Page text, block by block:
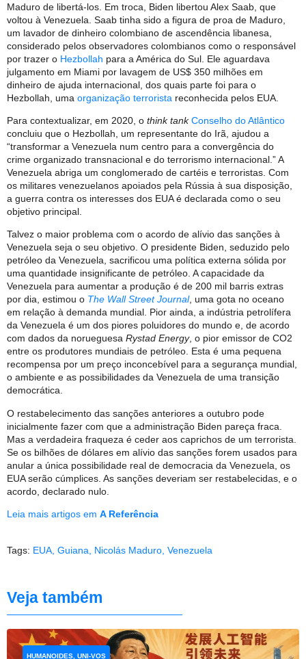
Maduro de libertá-los. Em troca, Biden libertou Alex Saab, que
voltou à Venezuela. Saab tinha sido a figura de proa de Maduro,
um lavador de dinheiro colombiano de ascendência libanesa,
considerado pelos observadores colombianos como o responsável
por trazer o Hezbollah para a América do Sul. Ele aguardava
julgamento em Miami por lavagem de US$ 350 milhões em
dinheiro de ajuda internacional, dos quais parte foi para o
Hezbollah, uma organização terrorista reconhecida pelos EUA.
Para contextualizar, em 2020, o think tank Conselho do Atlântico
concluiu que o Hezbollah, um representante do Irã, ajudou a
“transformar a Venezuela num centro para a convergência do
crime organizado transnacional e do terrorismo internacional.” A
Venezuela abriga um conglomerado de cartéis e terroristas. Com
os militares venezuelanos apoiados pela Rússia à sua disposição,
a guerra contra os interesses dos EUA é declarada como o seu
objetivo principal.
Talvez o maior problema com o acordo de alívio das sanções à
Venezuela seja o seu objetivo. O presidente Biden, seduzido pelo
petróleo da Venezuela, sacrificou uma política externa sólida por
uma quantidade insignificante de petróleo. A capacidade da
Venezuela para aumentar a produção é de 200 mil barris extras
por dia, estimou o The Wall Street Journal, uma gota no oceano
em relação à demanda mundial. Pior ainda, a indústria petrolífera
da Venezuela é um dos piores poluidores do mundo e, de acordo
com dados da norueguesa Rystad Energy, o pior emissor de CO2
entre os produtores mundiais de petróleo. Esta é uma pequena
recompensa por um preço inconcebível para a segurança mundial,
o ambiente e as possibilidades da Venezuela de uma transição
democrática.
O restabelecimento das sanções anteriores a outubro pode
inicialmente fazer com que a administração Biden pareça fraca.
Mas a verdadeira fraqueza é ceder aos caprichos de um terrorista.
Se os bilhões de dólares em alívio das sanções forem usados ​​para
anular a única possibilidade real de democracia da Venezuela, os
EUA serão cúmplices. As sanções deveriam ser restabelecidas, e o
acordo, declarado nulo.
Leia mais artigos em A Referência
Tags: EUA, Guiana, Nicolás Maduro, Venezuela
Veja também
HUMANOIDES, UNI-VOS